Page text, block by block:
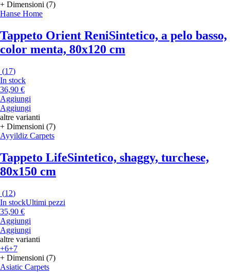
+ Dimensioni (7)
Hanse Home
Tappeto Orient ReniSintetico, a pelo basso,
color menta, 80x120 cm
(17)
In stock
36,90 €
Aggiungi
Aggiungi
altre varianti
+ Dimensioni (7)
Ayyildiz Carpets
Tappeto LifeSintetico, shaggy, turchese,
80x150 cm
(12)
In stockUltimi pezzi
35,90 €
Aggiungi
Aggiungi
altre varianti
+6+7
+ Dimensioni (7)
Asiatic Carpets